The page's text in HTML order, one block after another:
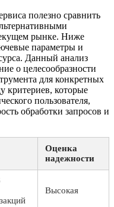
полезно сравнить
рынке. Ниже
параметры и
Данный анализ
о целесообразности
для конкретных
критериев, которые
пользователя,
обработки запросов и
Оценка
надежности
Высокая